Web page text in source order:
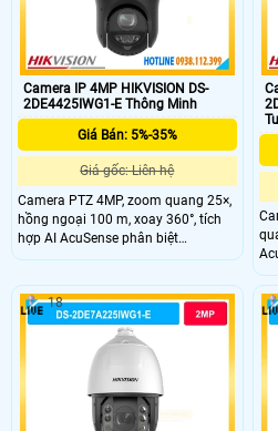
Camera IP 4MP HIKVISION DS-
2DE4425IWG1-E Thông Minh
Giá Bán: 5%-35%
Giá gốc: Liên hệ
Camera PTZ 4MP, zoom quang 25×,
hồng ngoại 100 m, xoay 360°, tích
hợp AI AcuSense phân biệt
người/xe, đàm thoại hai chiều,
18